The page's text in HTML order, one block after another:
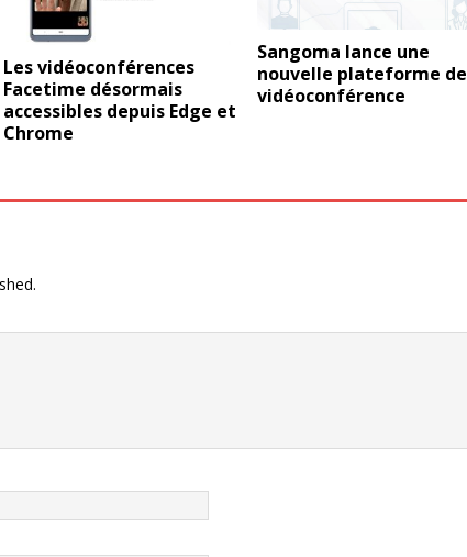
Les vidéoconférences
Facetime désormais
accessibles depuis Edge et
Chrome
Sangoma lance une
nouvelle plateforme de
vidéoconférence